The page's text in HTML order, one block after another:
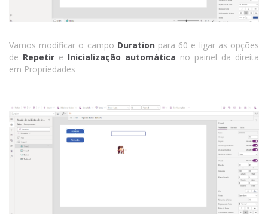
Vamos modificar o campo Duration para 60 e ligar as opções
de Repetir e Inicialização automática no painel da direita
em Propriedades